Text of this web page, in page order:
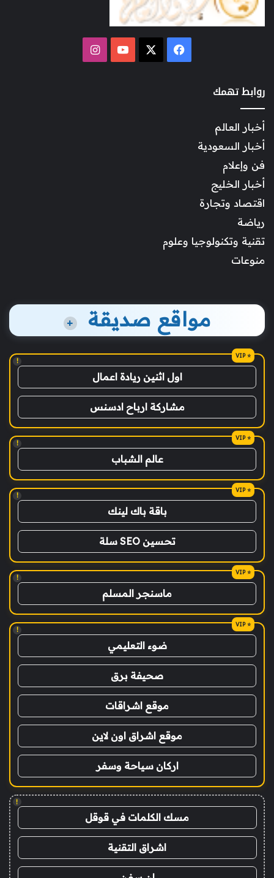
فيسبوك ‫YouTubeانستقرام
روابط تهمك
أخبار العالم
أخبار السعودية
فن وإعلام
أخبار الخليج
اقتصاد وتجارة
رياضة
تقنية وتكنولوجيا وعلوم
منوعات
مواقع صديقة +
!
اول اثنين ريادة اعمال
مشاركة ارباح ادسنس
!
عالم الشباب
!
باقة باك لينك
تحسين SEO سلة
!
ماسنجر المسلم
!
ضوء التعليمي
صحيفة برق
موقع اشراقات
موقع اشراق اون لاين
اركان سياحة وسفر
!
مسك الكلمات في قوقل
اشراق التقنية